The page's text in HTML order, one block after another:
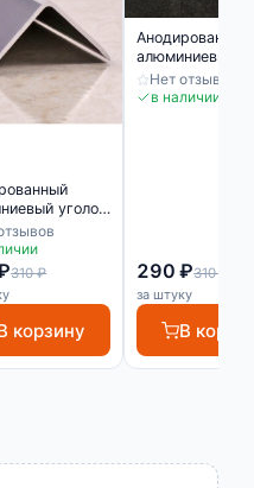
уголок
310 ₽
корзину
Анодированный
алюминиевый
10х10 Серебро
Матовый
Нет отзывов
в наличии
290 ₽310 ₽
за штуку
В